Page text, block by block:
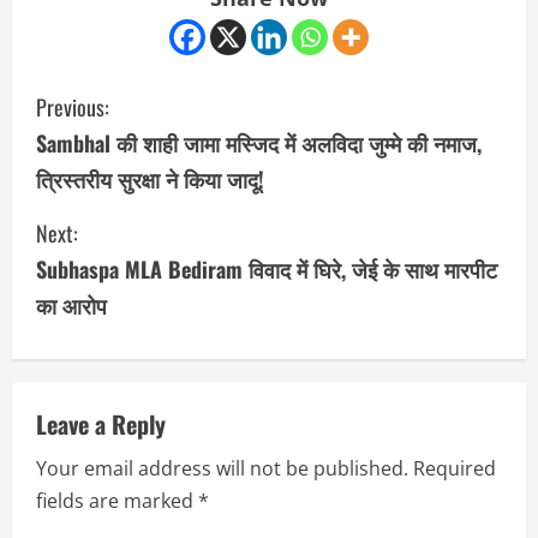
C
o
n
t
i
n
e
R
Previous:
Sambhal की शाही जामा मस्जिद में अलविदा जुम्मे की नमाज,
त्रिस्तरीय सुरक्षा ने किया जादू!
Next:
Subhaspa MLA Bediram विवाद में घिरे, जेई के साथ मारपीट
का आरोप
Leave a Reply
Your email address will not be published. Required
fields are marked *